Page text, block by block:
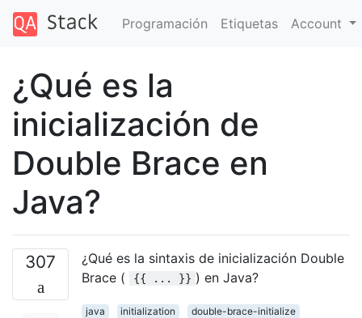
Programación Etiquetas Account
¿Qué es la
inicialización de
Double Brace en
Java?
307
¿Qué es la sintaxis de inicialización Double
Brace (
{{ ... }} ) en Java?
java initialization
double-brace-initialize